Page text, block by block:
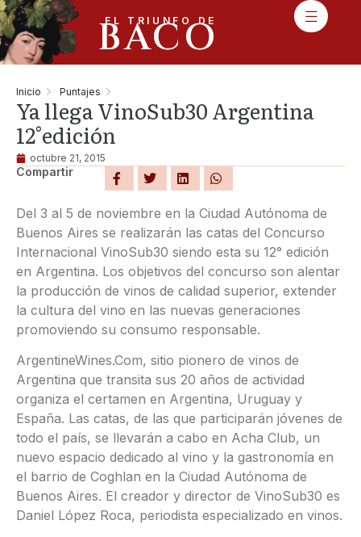
EL TRIUNFO DE
BACO
Inicio Puntajes
Ya llega VinoSub30 Argentina
12°edición
octubre 21, 2015
Compartir
Del 3 al 5 de noviembre en la Ciudad Autónoma de
Buenos Aires se realizarán las catas del Concurso
Internacional VinoSub30 siendo esta su 12° edición
en Argentina. Los objetivos del concurso son alentar
la producción de vinos de calidad superior, extender
la cultura del vino en las nuevas generaciones
promoviendo su consumo responsable.
ArgentineWines.Com, sitio pionero de vinos de
Argentina que transita sus 20 años de actividad
organiza el certamen en Argentina, Uruguay y
España. Las catas, de las que participarán jóvenes de
todo el país, se llevarán a cabo en Acha Club, un
nuevo espacio dedicado al vino y la gastronomía en
el barrio de Coghlan en la Ciudad Autónoma de
Buenos Aires. El creador y director de VinoSub30 es
Daniel López Roca, periodista especializado en vinos.